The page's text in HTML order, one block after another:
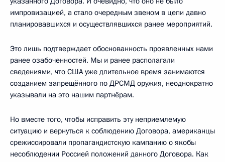
импровизацией, а стало очередным звеном в цепи давно
планировавшихся и осуществлявшихся ранее мероприятий.
Это лишь подтверждает обоснованность проявленных нами
ранее озабоченностей. Мы и ранее располагали
сведениями, что США уже длительное время занимаются
созданием запрещённого по ДРСМД оружия, неоднократно
указывали на это нашим партнёрам.
Но вместе того, чтобы исправить эту неприемлемую
ситуацию и вернуться к соблюдению Договора, американцы
срежиссировали пропагандистскую кампанию о якобы
несоблюдении Россией положений данного Договора. Как